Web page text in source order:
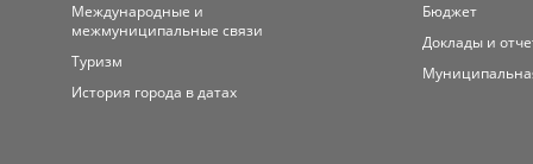
Международные и
межмуниципальные связи
Туризм
История города в датах
Бюджет
Доклады и